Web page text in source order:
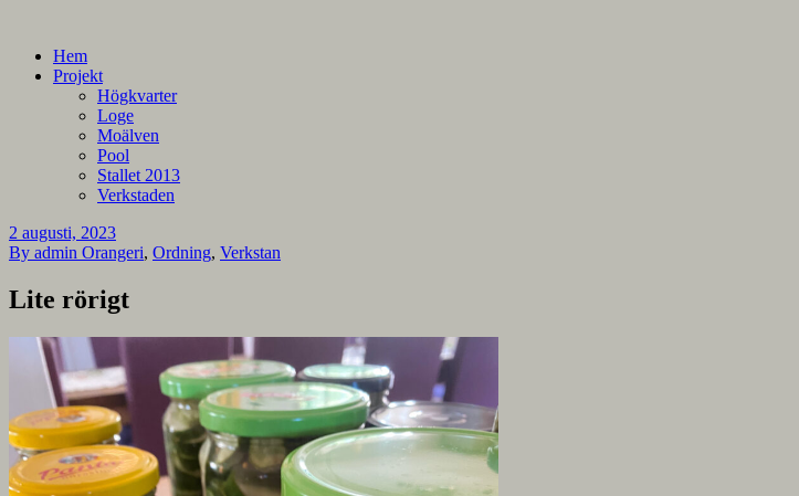
Alla mina projekt
En blogg om mina projekt
Hem
Projekt
Högkvarter
Loge
Moälven
Pool
Stallet 2013
Verkstaden
2 augusti, 2023
By admin Orangeri, Ordning, Verkstan
Lite rörigt